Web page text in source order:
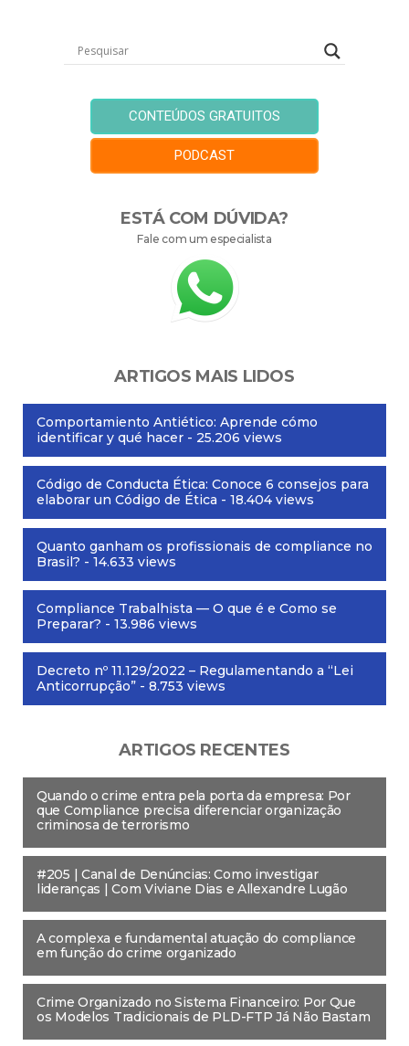
CONTEÚDOS GRATUITOS
PODCAST
ESTÁ COM DÚVIDA?
Fale com um especialista
ARTIGOS MAIS LIDOS
Comportamiento Antiético: Aprende cómo
identificar y qué hacer - 25.206 views
Código de Conducta Ética: Conoce 6 consejos para
elaborar un Código de Ética - 18.404 views
Quanto ganham os profissionais de compliance no
Brasil? - 14.633 views
Compliance Trabalhista — O que é e Como se
Preparar? - 13.986 views
Decreto nº 11.129/2022 – Regulamentando a “Lei
Anticorrupção” - 8.753 views
ARTIGOS RECENTES
Quando o crime entra pela porta da empresa: Por
que Compliance precisa diferenciar organização
criminosa de terrorismo
#205 | Canal de Denúncias: Como investigar
lideranças | Com Viviane Dias e Allexandre Lugão
A complexa e fundamental atuação do compliance
em função do crime organizado
Crime Organizado no Sistema Financeiro: Por Que
os Modelos Tradicionais de PLD-FTP Já Não Bastam